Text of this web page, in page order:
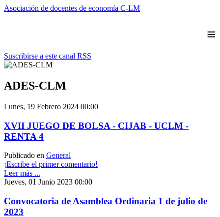
Asociación de docentes de economía C-LM
≡
Suscribirse a este canal RSS
ADES-CLM
Lunes, 19 Febrero 2024 00:00
XVII JUEGO DE BOLSA - CIJAB - UCLM -
RENTA 4
Publicado en General
¡Escribe el primer comentario!
Leer más ...
Jueves, 01 Junio 2023 00:00
Convocatoria de Asamblea Ordinaria 1 de julio de
2023